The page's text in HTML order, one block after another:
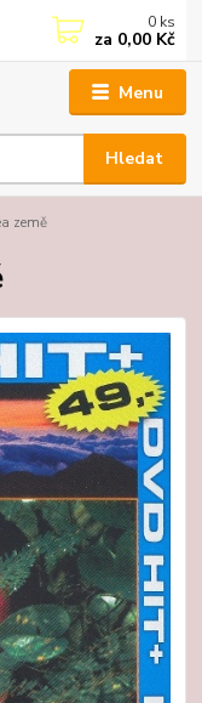
Menu
Hledat
0 ks
za 0,00 Kč
země